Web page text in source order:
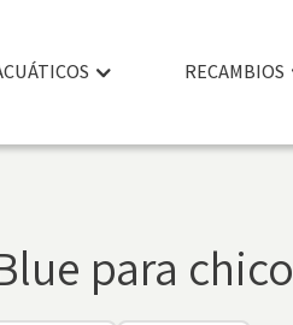
RECAMBIOS
para chico